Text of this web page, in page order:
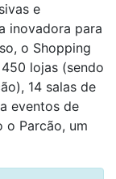
e
inovadora para
o Shopping
lojas (sendo
14 salas de
eventos de
o Parcão, um